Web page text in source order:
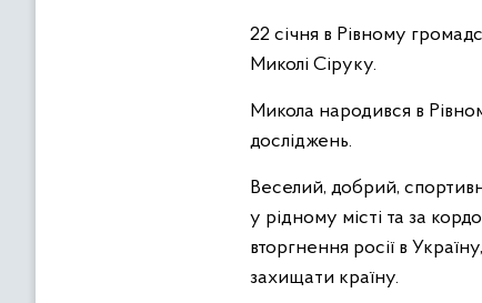
22 січня в Рівному
Миколі Сіруку.
Микола народився в
досліджень.
Веселий, добрий,
у рідному місті та за
вторгнення росії в
захищати країну.